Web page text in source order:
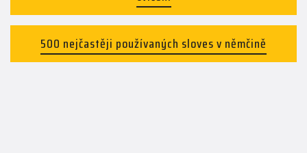
500 nejčastěji používaných sloves v němčině